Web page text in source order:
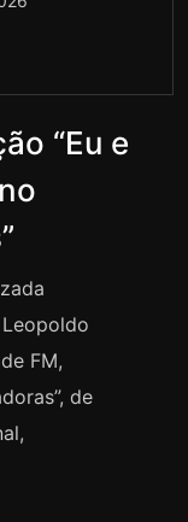
“Eu e
FM,
de